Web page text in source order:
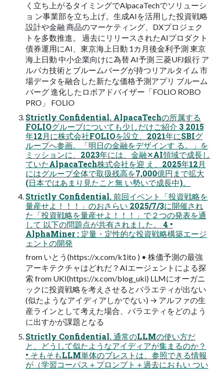
く立ち上がるタイミングでAlpacaTechでソリューシ
ョ ン事業部を立ち上げ。生成AIを活用した投資戦略
設計や金融 商品のマーケティング、DXプロジェク
トを多数推進。 過去にリリースされたAIプロダクト
債券運用にAI、東京海上日動 1カ月後金利予測 東京
海上日動 中小企業向けに為替 AI予測 三菱UFJ銀行 ア
ルパカ技術とブルームバーグが持つリアルタイム 市
場データを融合した新たな価格予測アプリ ブルーム
バーグ 進化したロボアドバイザー「FOLIO ROBO
PRO」 FOLIO
Strictly Confidential. AlpacaTechの所属する
FOLIOグループについても少しだけご紹介 3 2015
年12月に株式会社FOLIOを設立、2021年にSBIグ
ループへ参画。「明日の金融をデザインす る。」を
ミッションに、2023年には、金融✕AI領域で成長し
ていたAlpacaTech株式会社を迎 え、2025年12月
にはグループ全体で取扱残高を7,000億円まで拡大
(日本ではあまり見たこと無 い勢いで成長中)。
Strictly Confidential. 前回イベント「投資戦略を
量産せよ！！！」のおさらい 2025/7/3に開催され
た「投資戦略を量産せよ！！！」で２つの発表を通
して 以下の問題点が共有されました。 4 •
AlphaMiner : 定量・定性的な投資戦略構築エージ
ェントの開発
from いとう(https://x.com/k1ito ) • 株価予測の最強
アーキテクチャはどれだ？AIエージェントによる探
索 from UKI(https://x.com/blog_uki) LLMにオーガニ
ックに投資戦略を考えさせるとバラエティが出ない
(似たようなアイディアしかでない) → アルファの生
産ラインとして考えた場合、バラエティをどのよう
に出すかが課題となる
Strictly Confidential. 通常のLLMの使い方だ
と、どうして似たようなアイディアが集まるのか？
• そもそもLLM単体のブレストは、参照できる情報
が（学習コーパス＋プロンプト＋過去におもい つい